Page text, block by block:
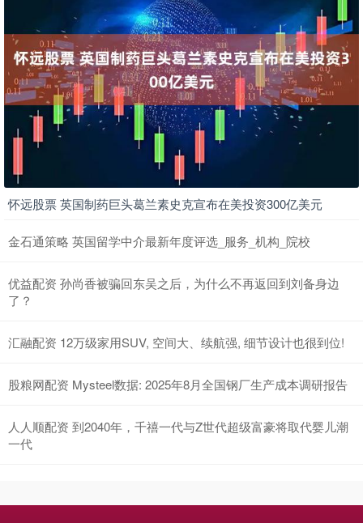
怀远股票 英国制药巨头葛兰素史克宣布在美投资300亿美元
金石通策略 英国留学中介最新年度评选_服务_机构_院校
优益配资 孙尚香被骗回东吴之后，为什么不再返回到刘备身边
了？
汇融配资 12万级家用SUV, 空间大、续航强, 细节设计也很到位!
股粮网配资 Mysteel数据: 2025年8月全国钢厂生产成本调研报告
人人顺配资 到2040年，千禧一代与Z世代超级富豪将取代婴儿潮
一代